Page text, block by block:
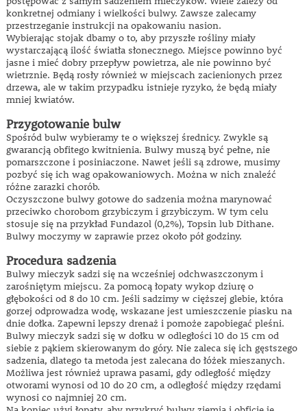
konkretnej odmiany i wielkości bulwy. Zawsze zalecamy
przestrzeganie instrukcji na opakowaniu nasion.
Wybierając stojak dbamy o to, aby przyszłe rośliny miały
wystarczającą ilość światła słonecznego. Miejsce powinno być
jasne i mieć dobry przepływ powietrza, ale nie powinno być
wietrznie. Będą rosły również w miejscach zacienionych przez
drzewa, ale w takim przypadku istnieje ryzyko, że będą miały
mniej kwiatów.
Przygotowanie bulw
Spośród bulw wybieramy te o większej średnicy. Zwykle są
gwarancją obfitego kwitnienia. Bulwy muszą być pełne, nie
pomarszczone i posiniaczone. Nawet jeśli są zdrowe, musimy
pozbyć się ich wag opakowaniowych. Można w nich znaleźć
różne zarazki chorób.
Oczyszczone bulwy gotowe do sadzenia można marynować
przeciwko chorobom grzybiczym i grzybiczym. W tym celu
stosuje się na przykład Fundazol (0,2%), Topsin lub Dithane.
Bulwy moczymy w zaprawie przez około pół godziny.
Procedura sadzenia
Bulwy mieczyk sadzi się na wcześniej odchwaszczonym i
zarośniętym miejscu. Za pomocą łopaty wykop dziurę o
głębokości od 8 do 10 cm. Jeśli sadzimy w cięższej glebie, która
gorzej odprowadza wodę, wskazane jest umieszczenie piasku na
dnie dołka. Zapewni lepszy drenaż i pomoże zapobiegać pleśni.
Bulwy mieczyk sadzi się w dołku w odległości 10 do 15 cm od
siebie z pąkiem skierowanym do góry. Nie zaleca się ich gęstszego
sadzenia, dlatego ta metoda jest zalecana do łóżek mieszanych.
Możliwa jest również uprawa pasami, gdy odległość między
otworami wynosi od 10 do 20 cm, a odległość między rzędami
wynosi co najmniej 20 cm.